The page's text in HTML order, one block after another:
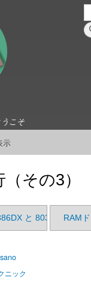
検
索
こそ
示
その3）
と 80387DXRAM
ニック